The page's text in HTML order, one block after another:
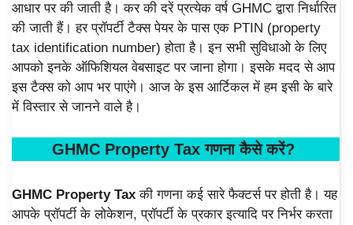
आधार पर की जाती है। कर की दरें प्रत्येक वर्ष GHMC द्वारा निर्धारित
की जाती हैं। हर प्रॉपर्टी टैक्स पेयर के पास एक PTIN (property
tax identification number) होता है। इन सभी सुविधाओ के लिए
आपको इनके ऑफिशियल वेबसाइट पर जाना होगा। इसके मदद से आप
इस टैक्स को आप भर पाएंगे। आज के इस आर्टिकल में हम इसी के बारे
में विस्तार से जानने वाले है।
GHMC Property Tax गणना कैसे करें?
GHMC Property Tax की गणना कई सारे फैक्टर्स पर होती है। यह
आपके प्रॉपर्टी के लोकेशन, प्रॉपर्टी के प्रकार इत्यादि पर निर्भर करता